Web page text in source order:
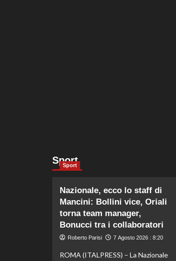
Sport
Sport
Nazionale, ecco lo staff di
Mancini: Bollini vice, Oriali
torna team manager,
Bonucci tra i collaboratori
Roberto Parisi 7 Agosto 2026 : 8:20
ROMA (ITALPRESS) – La Nazionale